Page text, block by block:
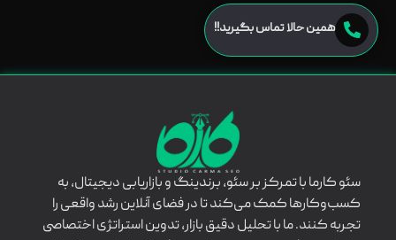
همین حالا تماس بگیرید!!
سئو کارما با تمرکز بر سئو، برندینگ و بازاریابی دیجیتال، به
کسب‌وکارها کمک می‌کند تا در فضای آنلاین رشد واقعی را
تجربه کنند. ما با تحلیل دقیق بازار، تدوین استراتژی اختصاصی